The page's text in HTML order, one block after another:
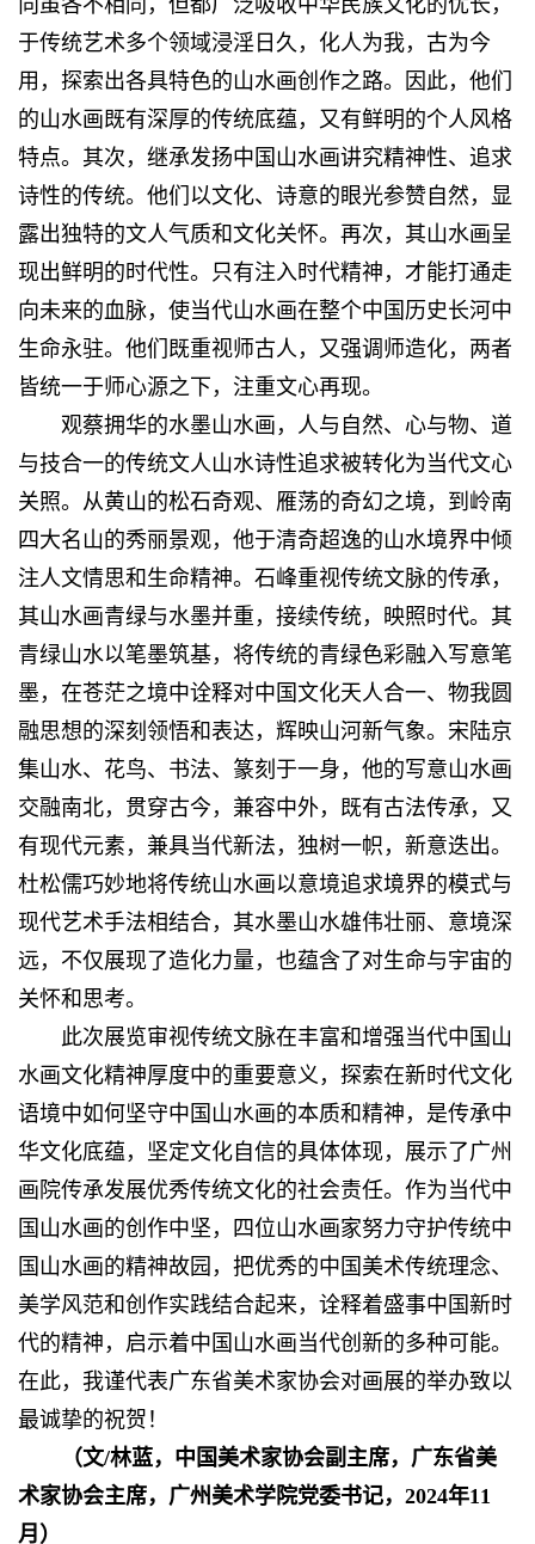
于传统艺术多个领域浸淫日久，化人为我，古为今
用，探索出各具特色的山水画创作之路。因此，他们
的山水画既有深厚的传统底蕴，又有鲜明的个人风格
特点。其次，继承发扬中国山水画讲究精神性、追求
诗性的传统。他们以文化、诗意的眼光参赞自然，显
露出独特的文人气质和文化关怀。再次，其山水画呈
现出鲜明的时代性。只有注入时代精神，才能打通走
向未来的血脉，使当代山水画在整个中国历史长河中
生命永驻。他们既重视师古人，又强调师造化，两者
皆统一于师心源之下，注重文心再现。
观蔡拥华的水墨山水画，人与自然、心与物、道
与技合一的传统文人山水诗性追求被转化为当代文心
关照。从黄山的松石奇观、雁荡的奇幻之境，到岭南
四大名山的秀丽景观，他于清奇超逸的山水境界中倾
注人文情思和生命精神。石峰重视传统文脉的传承，
其山水画青绿与水墨并重，接续传统，映照时代。其
青绿山水以笔墨筑基，将传统的青绿色彩融入写意笔
墨，在苍茫之境中诠释对中国文化天人合一、物我圆
融思想的深刻领悟和表达，辉映山河新气象。宋陆京
集山水、花鸟、书法、篆刻于一身，他的写意山水画
交融南北，贯穿古今，兼容中外，既有古法传承，又
有现代元素，兼具当代新法，独树一帜，新意迭出。
杜松儒巧妙地将传统山水画以意境追求境界的模式与
现代艺术手法相结合，其水墨山水雄伟壮丽、意境深
远，不仅展现了造化力量，也蕴含了对生命与宇宙的
关怀和思考。
此次展览审视传统文脉在丰富和增强当代中国山
水画文化精神厚度中的重要意义，探索在新时代文化
语境中如何坚守中国山水画的本质和精神，是传承中
华文化底蕴，坚定文化自信的具体体现，展示了广州
画院传承发展优秀传统文化的社会责任。作为当代中
国山水画的创作中坚，四位山水画家努力守护传统中
国山水画的精神故园，把优秀的中国美术传统理念、
美学风范和创作实践结合起来，诠释着盛事中国新时
代的精神，启示着中国山水画当代创新的多种可能。
在此，我谨代表广东省美术家协会对画展的举办致以
最诚挚的祝贺！
（文/林蓝，中国美术家协会副主席，广东省美
术家协会主席，广州美术学院党委书记，2024年11
月）